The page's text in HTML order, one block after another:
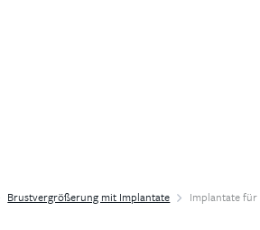
Brustvergrößerung mit Implantate Implantate